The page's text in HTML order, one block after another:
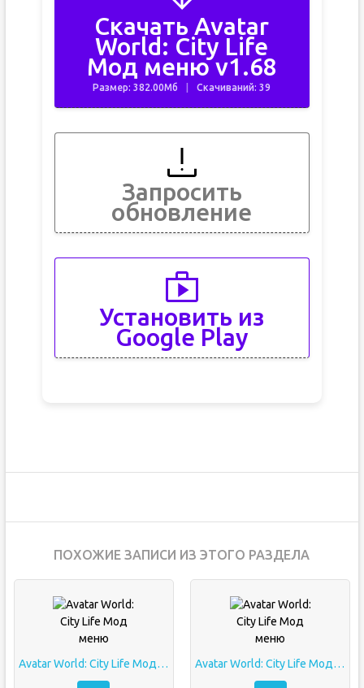
Скачать Avatar
World: City Life
Мод меню v1.68
Размер: 382.00Мб Скачиваний: 39
Запросить
обновление
Установить из
Google Play
ПОХОЖИЕ ЗАПИСИ ИЗ ЭТОГО РАЗДЕЛА
Avatar World: City Life Мод меню Avatar World: City Life Мод меню